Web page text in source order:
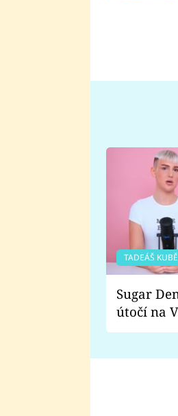
TADEÁŠ
Sugar
útočí na
Proč je